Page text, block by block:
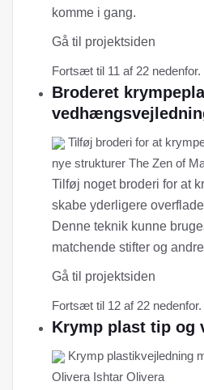
komme i gang.
Gå til projektsiden
Fortsæt til 11 af 22 nedenfor.
Broderet
Tilføj broderi for at
nye strukturer The Zen of
Tilføj noget broderi for at
skabe yderligere
Denne teknik kunne
matchende stifter og
Gå til projektsiden
Fortsæt til 12 af 22 nedenfor.
Krymp plast tip og
Krymp plastikvejledning
Olivera Ishtar Olivera